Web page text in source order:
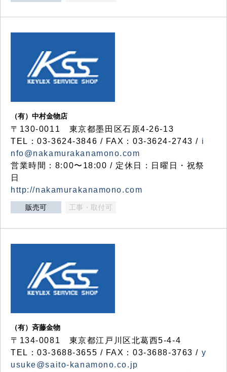
（有）中村金物店
〒130-0011 東京都墨田区石原4-26-13
TEL：03-3624-3846 / FAX：03-3624-2743 / i
nfo@nakamurakanamono.com
営業時間：8:00〜18:00 / 定休日：日曜日・祝祭
日
http://nakamurakanamono.com
販売可 工事・取付可
（有）斉藤金物
〒134-0081 東京都江戸川区北葛西5-4-4
TEL：03-3688-3655 / FAX：03-3688-3763 / y
usuke@saito-kanamono.co.jp